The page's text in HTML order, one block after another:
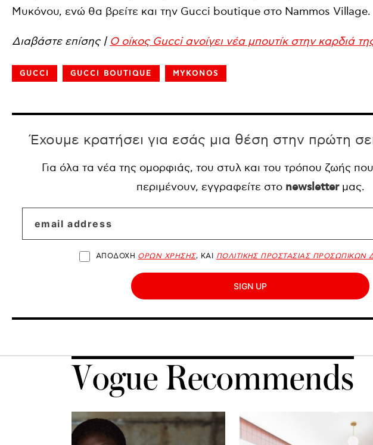
Μυκόνου, ενώ θα βρείτε και την Gucci boutique στο Nammos Village.
Διαβάστε επίσης | Ο οίκος Gucci ανοίγει νέα μπουτίκ στην καρδιά
GUCCI GUCCI BOUTIQUE MYKONOS
Έχουμε κρατήσει για εσάς μια θέση στην πρώτη
Για όλα τα νέα της ομορφιάς, του στυλ και του τρόπου ζωής
περιμένουν, εγγραφείτε στο newsletterμας.
ΑΠΟΔΟΧΗ ΟΡΩΝ ΧΡΗΣΗΣ, ΚΑΙ ΠΟΛΙΤΙΚΗΣ ΠΡΟΣΤΑΣΙΑΣ
SIGN UP
Vogue Recommends